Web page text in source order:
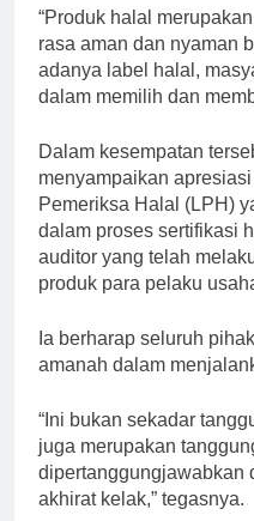
“Produk halal
rasa aman dan nyaman
adanya label halal,
dalam memilih dan
Dalam kesempatan
menyampaikan
Pemeriksa Halal (LPH)
dalam proses sertifikasi
auditor yang telah
produk para pelaku
Ia berharap seluruh
amanah dalam
“Ini bukan sekadar
juga merupakan
dipertanggungjawabkan
akhirat kelak,” tegasnya.